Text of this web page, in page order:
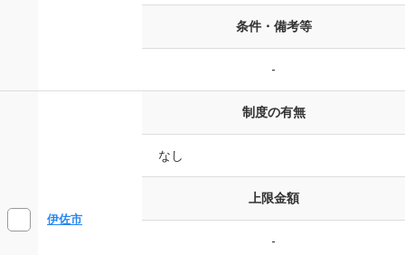
条件・備考等
-
伊佐市
制度の有無
なし
上限金額
-